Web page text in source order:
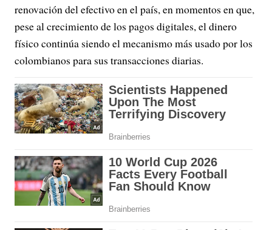
renovación del efectivo en el país, en momentos en que,
pese al crecimiento de los pagos digitales, el dinero
físico continúa siendo el mecanismo más usado por los
colombianos para sus transacciones diarias.